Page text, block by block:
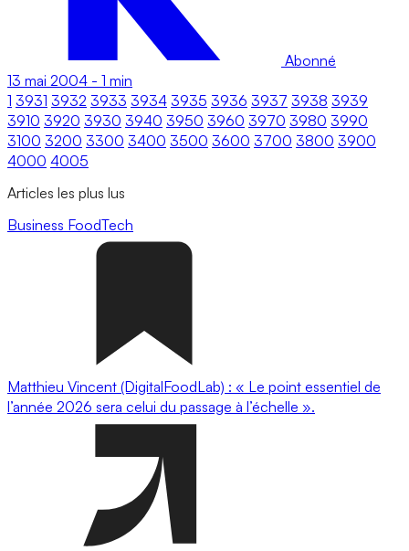
Abonné
13 mai 2004 - 1 min
1 3931 3932 3933 3934 3935 3936 3937 3938 3939
3910 3920 3930 3940 3950 3960 3970 3980 3990
3100 3200 3300 3400 3500 3600 3700 3800 3900
4000 4005
Articles les plus lus
Business FoodTech
Matthieu Vincent (DigitalFoodLab) : « Le point essentiel de
l’année 2026 sera celui du passage à l’échelle ».